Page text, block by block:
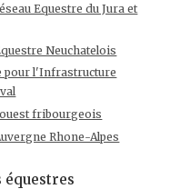
Equestre du Jura et
Neuchatelois
pour l'Infrastructure
fribourgeois
Rhone-Alpes
équestres